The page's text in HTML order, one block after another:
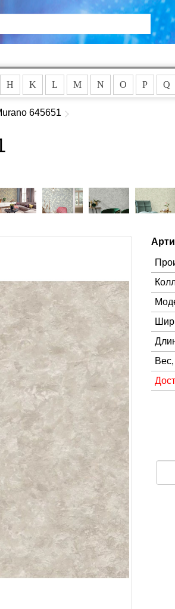
H K L M N O P Q
645651
Вес,